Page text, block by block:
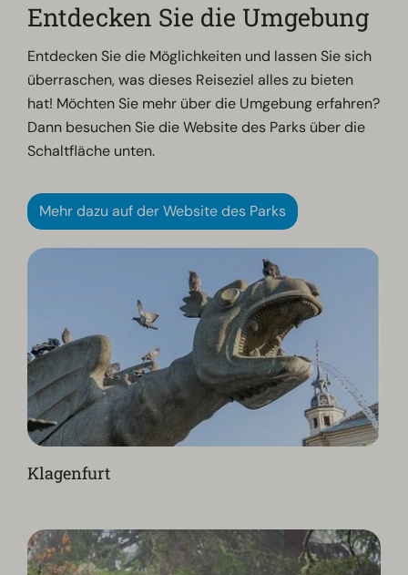
Entdecken Sie die Umgebung
Entdecken Sie die Möglichkeiten und lassen Sie sich
überraschen, was dieses Reiseziel alles zu bieten
hat! Möchten Sie mehr über die Umgebung erfahren?
Dann besuchen Sie die Website des Parks über die
Schaltfläche unten.
Mehr dazu auf der Website des Parks
Klagenfurt